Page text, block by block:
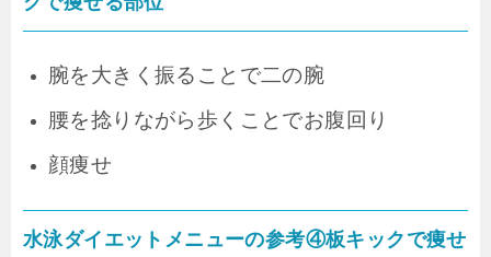
腕を大きく振ることで二の腕
腰を捻りながら歩くことでお腹回り
顔痩せ
水泳ダイエットメニューの参考④板キックで痩せ